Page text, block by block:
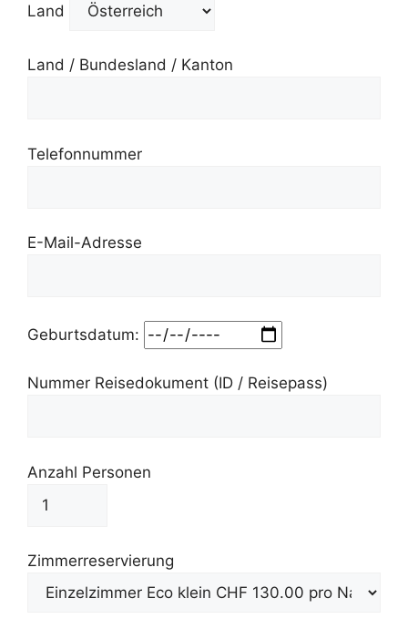
Land
Land / Bundesland / Kanton
Telefonnummer
E-Mail-Adresse
Geburtsdatum:
Nummer Reisedokument (ID / Reisepass)
Anzahl Personen
Zimmerreservierung